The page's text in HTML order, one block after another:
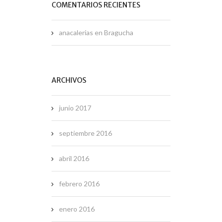
COMENTARIOS RECIENTES
anacalerias en Bragucha
ARCHIVOS
junio 2017
septiembre 2016
abril 2016
febrero 2016
enero 2016